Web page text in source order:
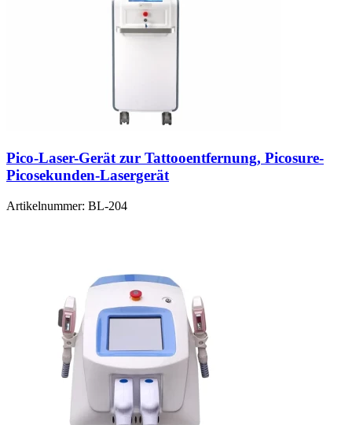
Pico-Laser-Gerät zur Tattooentfernung, Picosure-
Picosekunden-Lasergerät
Artikelnummer: BL-204